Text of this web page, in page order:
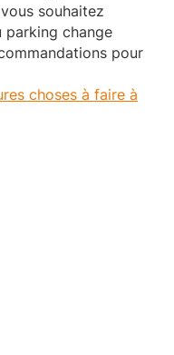
souhaitez
change
pour
choses à faire à